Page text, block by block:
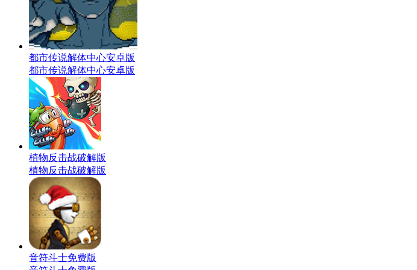
都市传说解体中心安卓版
都市传说解体中心安卓版
植物反击战破解版
植物反击战破解版
音符斗士免费版